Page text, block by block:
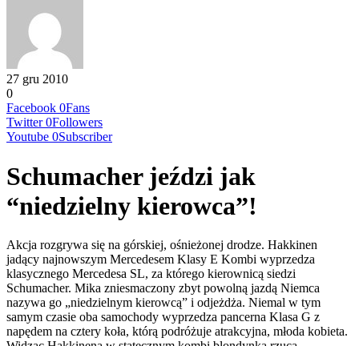
27 gru 2010
0
Facebook 0Fans
Twitter 0Followers
Youtube 0Subscriber
Schumacher jeździ jak
“niedzielny kierowca”!
Akcja rozgrywa się na górskiej, ośnieżonej drodze. Hakkinen
jadący najnowszym Mercedesem Klasy E Kombi wyprzedza
klasycznego Mercedesa SL, za którego kierownicą siedzi
Schumacher. Mika zniesmaczony zbyt powolną jazdą Niemca
nazywa go „niedzielnym kierowcą” i odjeżdża. Niemal w tym
samym czasie oba samochody wyprzedza pancerna Klasa G z
napędem na cztery koła, którą podróżuje atrakcyjna, młoda kobieta.